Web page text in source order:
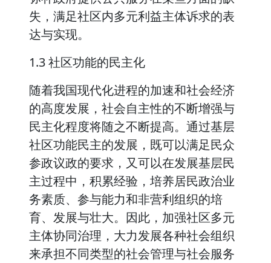
失，满足社区内多元利益主体诉求的表
达与实现。
1.3 社区功能的民主化
随着我国现代化进程的加速和社会经济
的高度发展，社会自主性的不断增强与
民主化程度将随之不断提高。通过基层
社区功能民主的发展，既可以满足民众
参政议政的要求，又可以在发展基层民
主过程中，积累经验，培养居民政治业
务素质、参与能力和非营利组织的培
育、发展与壮大。因此，加强社区多元
主体协同治理，大力发展各种社会组织
来承担不同类型的社会管理与社会服务